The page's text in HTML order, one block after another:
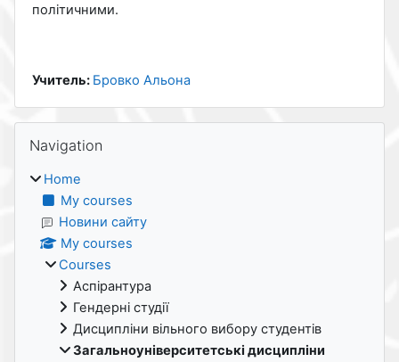
політичними.
Учитель: Бровко Альона
Blocks
Navigation
Home
My courses
Новини сайту
My courses
Courses
Аспірантура
Гендерні студії
Дисципліни вільного вибору студентів
Загальноуніверситетські дисципліни